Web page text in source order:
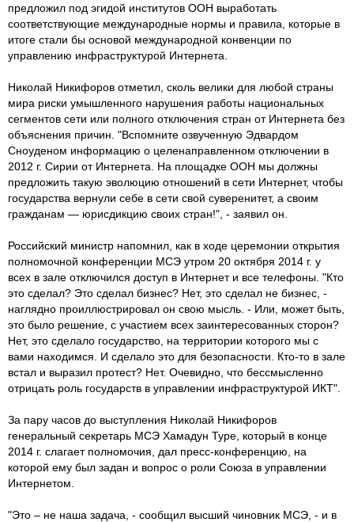
предложил под эгидой институтов ООН выработать
соответствующие международные нормы и правила, которые в
итоге стали бы основой международной конвенции по
управлению инфраструктурой Интернета.
Николай Никифоров отметил, сколь велики для любой страны
мира риски умышленного нарушения работы национальных
сегментов сети или полного отключения стран от Интернета без
объяснения причин. "Вспомните озвученную Эдвардом
Сноуденом информацию о целенаправленном отключении в
2012 г. Сирии от Интернета. На площадке ООН мы должны
предложить такую эволюцию отношений в сети Интернет, чтобы
государства вернули себе в сети свой суверенитет, а своим
гражданам — юрисдикцию своих стран!", - заявил он.
Российский министр напомнил, как в ходе церемонии открытия
полномочной конференции МСЭ утром 20 октября 2014 г. у
всех в зале отключился доступ в Интернет и все телефоны. "Кто
это сделал? Это сделал бизнес? Нет, это сделал не бизнес, -
наглядно проиллюстрировал он свою мысль. - Или, может быть,
это было решение, с участием всех заинтересованных сторон?
Нет, это сделало государство, на территории которого мы с
вами находимся. И сделало это для безопасности. Кто-то в зале
встал и выразил протест? Нет. Очевидно, что бессмысленно
отрицать роль государств в управлении инфраструктурой ИКТ".
За пару часов до выступления Николай Никифоров
генеральный секретарь МСЭ Хамадун Туре, который в конце
2014 г. слагает полномочия, дал пресс-конференцию, на
которой ему был задан и вопрос о роли Союза в управлении
Интернетом.
"Это – не наша задача, - сообщил высший чиновник МСЭ, - и в